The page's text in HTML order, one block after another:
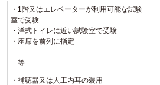
・1階又はエレベーターが利用可能な試験
室で受験
・洋式トイレに近い試験室で受験
・座席を前列に指定
等
・補聴器又は人工内耳の装用